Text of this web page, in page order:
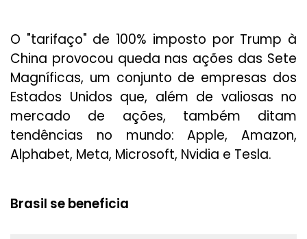
O "tarifaço" de 100% imposto por Trump à
China provocou queda nas ações das Sete
Magníficas, um conjunto de empresas dos
Estados Unidos que, além de valiosas no
mercado de ações, também ditam
tendências no mundo: Apple, Amazon,
Alphabet, Meta, Microsoft, Nvidia e Tesla.
Brasil se beneficia